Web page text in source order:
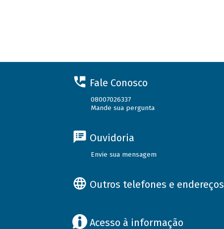
Fale Conosco
08007026337
Mande sua pergunta
Ouvidoria
Envie sua mensagem
Outros telefones e endereços
Acesso à informação